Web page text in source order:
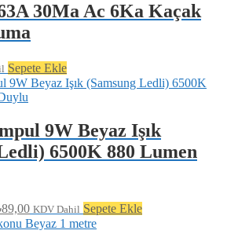
30Ma Ac 6Ka Kaçak
Sepete Ekle
9W Beyaz Işık
6500K 880 Lumen
89,00Şu
andaki
fiyat:
KDV Dahil Sepete Ekle